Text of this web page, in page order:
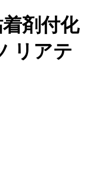
剤付化
リアテ